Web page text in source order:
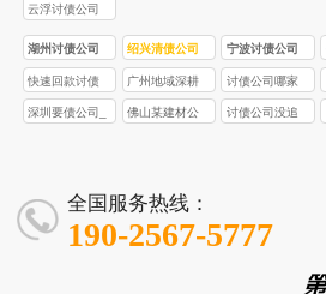
云浮讨债公司
湖州讨债公司 绍兴清债公司 宁波讨债公司
快速回款讨债
公司_广州深圳
广州地域深耕
讨债公司_广州
讨债公司哪家
好？广州专业
深圳要债公司_
合法高效回款
佛山某建材公
讨债公司没追
全国服务热线：
190-2567-5777